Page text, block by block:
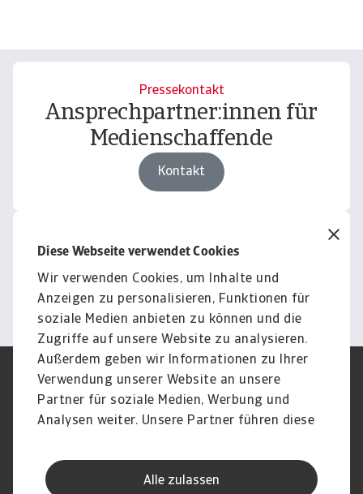
Diese Webseite verwendet Cookies
Wir verwenden Cookies, um Inhalte und
Anzeigen zu personalisieren, Funktionen für
soziale Medien anbieten zu können und die
Zugriffe auf unsere Website zu analysieren.
Außerdem geben wir Informationen zu Ihrer
Verwendung unserer Website an unsere
Partner für soziale Medien, Werbung und
Analysen weiter. Unsere Partner führen diese
Daten zusammen, die Sie ihnen bereitgestellt
haben oder die sie im Rahmen Ihrer Nutzung
Alle zulassen
Pressekontakt
Ansprechpartner:innen für
Medienschaffende
Kontakt
Bilder und Videos
Weiter
Impressum
Legal Notice
Datenschutz
Speak Up channels
DSGVO
Cookie Informationen
Kontakt
Karriere
Disclaimer